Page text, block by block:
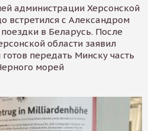
администрации Херсонской
встретился с Александром
в Беларусь. После
области заявил
передать Минску часть
морей